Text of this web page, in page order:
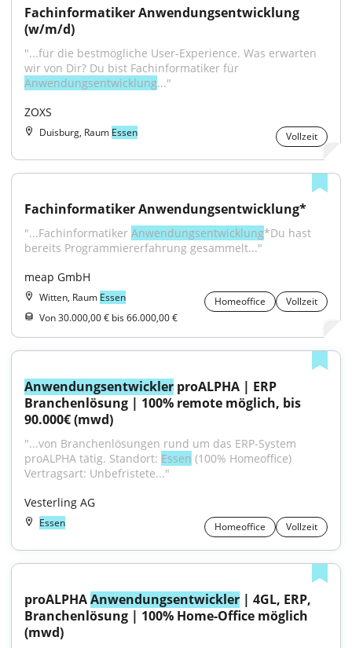
Fachinformatiker Anwendungsentwicklung
(w/m/d)
"...für die bestmögliche User-Experience. Was erwarten
Anwendungsentwicklung..."
ZOXS
Duisburg, Raum Essen Vollzeit
Fachinformatiker Anwendungsentwicklung*
"...Fachinformatiker Anwendungsentwicklung*Du hast
bereits Programmiererfahrung gesammelt..."
meap GmbH
Witten, Raum Essen Homeoffice
Vollzeit
Von 30.000,00 € bis 66.000,00 €
Anwendungsentwickler proALPHA | ERP
Branchenlösung | 100% remote möglich, bis
90.000€ (mwd)
"...von Branchenlösungen rund um das ERP-System
proALPHA tätig. Standort: Essen (100% Homeoffice)
Vertragsart: Unbefristete..."
Vesterling AG
Essen Homeoffice Vollzeit
proALPHA Anwendungsentwickler | 4GL, ERP,
Branchenlösung | 100% Home-Office möglich
(mwd)